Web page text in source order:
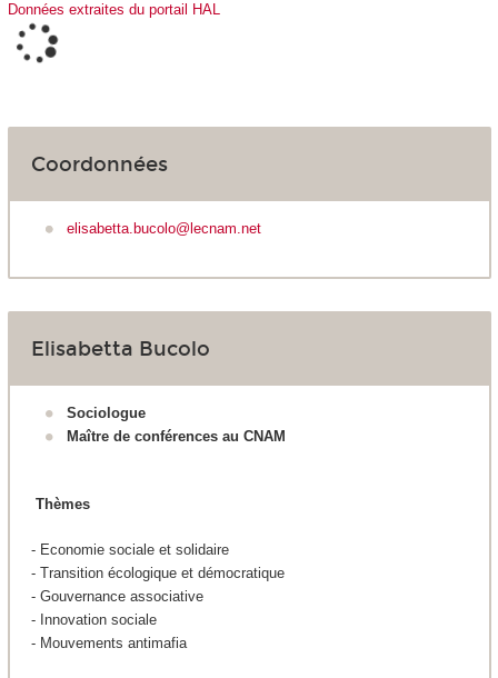
Données extraites du portail HAL
Coordonnées
elisabetta.bucolo@lecnam.net
Elisabetta Bucolo
Sociologue
Maître de conférences au CNAM
Thèmes
- Economie sociale et solidaire
- Transition écologique et démocratique
- Gouvernance associative
- Innovation sociale
- Mouvements antimafia